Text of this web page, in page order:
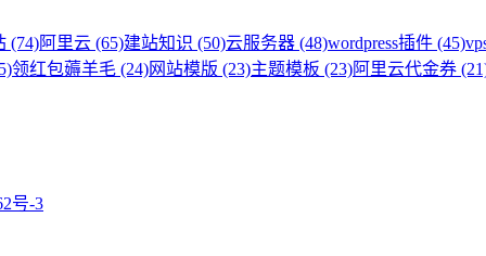
(74)阿里云 (65)建站知识 (50)云服务器 (48)wordpress插件 (45)
领红包薅羊毛 (24)网站模版 (23)主题模板 (23)阿里云代金券
号-3